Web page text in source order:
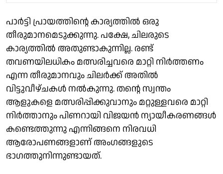
പാർട്ടി പ്രായത്തിൻ്റെ കാര്യത്തിൽ ഒരു
തീരുമാനമെടുക്കുന്നു. പക്ഷേ, ചിലരുടെ
കാര്യത്തിൽ അതുണ്ടാകുന്നില്ല. രണ്ട്
തവണയിലധികം മത്സരിച്ചവരെ മാറ്റി നിർത്തണം
എന്ന തീരുമാനവും ചിലർക്ക് അതിൽ
വിട്ടുവീഴ്ചകൾ നൽകുന്നു. തൻ്റെ സ്വന്തം
ആളുകളെ മത്സരിപ്പിക്കുവാനും മറ്റുള്ളവരെ മാറ്റി
നിർത്താനും പിണറായി വിജയൻ ന്യായീകരണങ്ങൾ
കണ്ടെത്തുന്നു എന്നിങ്ങനെ നിരവധി
ആരോപണങ്ങളാണ് അംഗങ്ങളുടെ
ഭാഗത്തുനിന്നുണ്ടായത്.